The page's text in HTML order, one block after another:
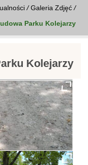
/ Galeria Zdjęć /
Parku Kolejarzy
Kolejarzy